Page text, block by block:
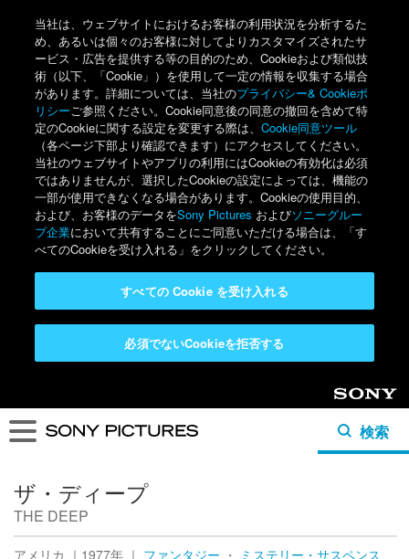
当社は、ウェブサイトにおけるお客様の利用状況を分析するた
め、あるいは個々のお客様に対してよりカスタマイズされたサ
ービス・広告を提供する等の目的のため、Cookieおよび類似技
術（以下、「Cookie」）を使用して一定の情報を収集する場合
があります。詳細については、当社のプライバシー& Cookieポ
リシーご参照ください。Cookie同意後の同意の撤回を含めて特
定のCookieに関する設定を変更する際は、Cookie同意ツール
（各ページ下部より確認できます）にアクセスしてください。
当社のウェブサイトやアプリの利用にはCookieの有効化は必須
ではありませんが、選択したCookieの設定によっては、機能の
一部が使用できなくなる場合があります。Cookieの使用目的、
および、お客様のデータをSony Pictures およびソニーグルー
プ企業において共有することにご同意いただける場合は、「す
べてのCookieを受け入れる」をクリックしてください。
必須でないCookieを拒否する
すべての Cookie を受け入れる
Sony
検索
ザ・ディープ
THE DEEP
アメリカ ｜1977年 ｜ ファンタジー ・ ミステリー・サスペンス